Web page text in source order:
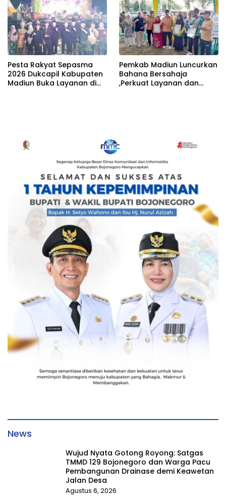
2026
Pesta Rakyat Sepasma
2026 Dukcapil Kabupaten
Madiun Buka Layanan di
Pemkab Madiun Luncurkan
Bahana Bersahaja
,Perkuat Layanan dan
News
Wujud Nyata Gotong Royong: Satgas
TMMD 129 Bojonegoro dan Warga Pacu
Pembangunan Drainase demi Keawetan
Jalan Desa
Agustus 6, 2026